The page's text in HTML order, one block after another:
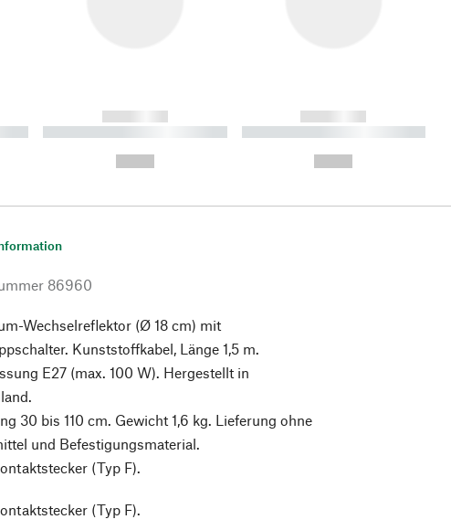
------------
----------- ----------- ----------
------------
----------- ----------- ----------
86960
Wechselreflektor (Ø 18 cm) mit
Kunststoffkabel, Länge 1,5 m.
E27 (max. 100 W). Hergestellt in
30 bis 110 cm. Gewicht 1,6 kg. Lieferung ohne
und Befestigungsmaterial.
(Typ F).
(Typ F).